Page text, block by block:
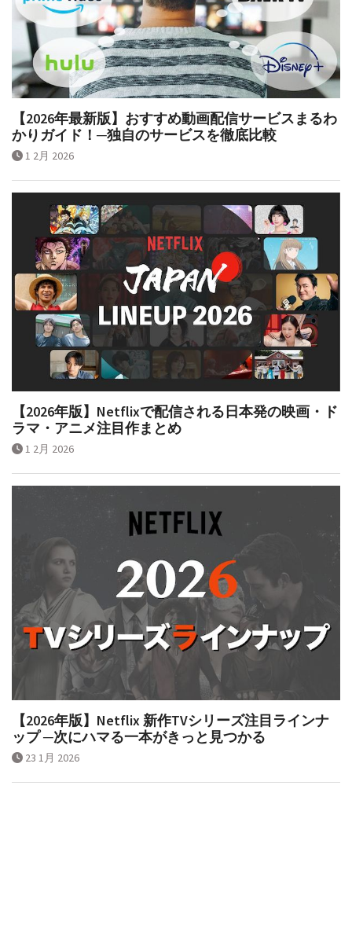
【2026年最新版】おすすめ動画配信サービスまるわ
かりガイド！─独自のサービスを徹底比較
【2026年版】Netflixで配信される日本発の映画・ド
ラマ・アニメ注目作まとめ
【2026年版】Netflix 新作TVシリーズ注目ラインナ
ップ ─次にハマる一本がきっと見つかる